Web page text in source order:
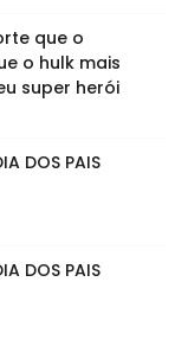
que o
o hulk mais
super herói
DOS PAIS
DOS PAIS